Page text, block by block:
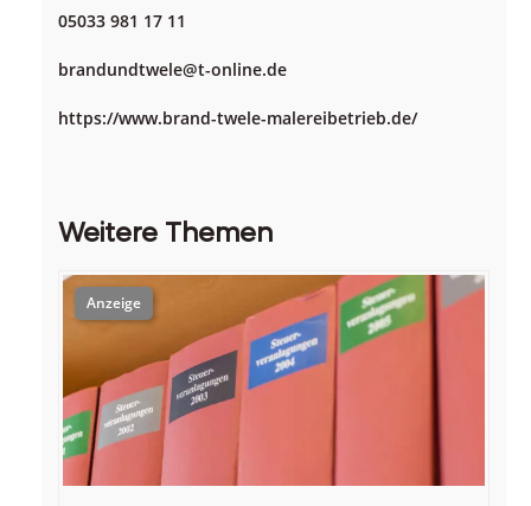
05033 981 17 11
brandundtwele@t-online.de
https://www.brand-twele-malereibetrieb.de/
Weitere Themen